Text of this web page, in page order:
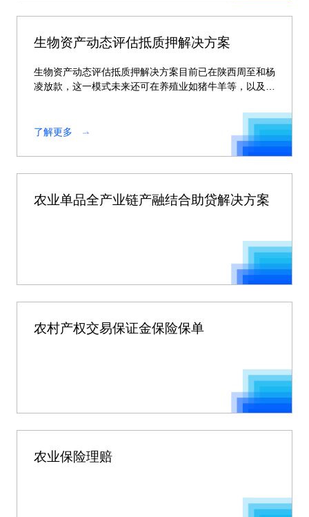
生物资产动态评估抵质押解决方案
生物资产动态评估抵质押解决方案目前已在陕西周至和杨
凌放款，这一模式未来还可在养殖业如猪牛羊等，以及种
了解更多
农业单品全产业链产融结合助贷解决方案
农村产权交易保证金保险保单
农业保险理赔